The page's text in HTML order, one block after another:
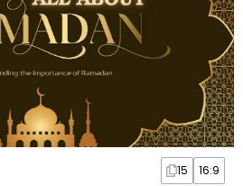
15 16:9